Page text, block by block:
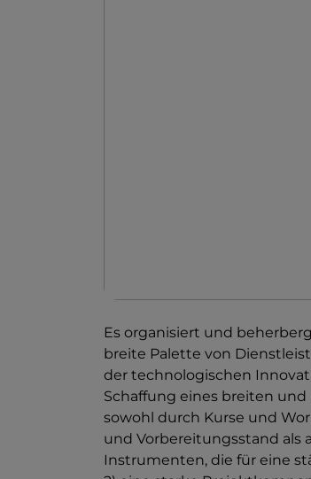
Es organisiert und
breite Palette von
der technologischen
Schaffung eines breiten
sowohl durch Kurse und
und Vorbereitungsstand als
Instrumenten, die für eine